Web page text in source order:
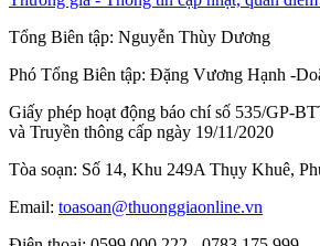
Tổng Biên tập: Nguyễn Thùy Dương
Phó Tổng Biên tập: Đặng Vương Hạnh -
Giấy phép hoạt động báo chí số 535/GP-
và Truyền thông cấp ngày 19/11/2020
Tòa soạn: Số 14, Khu 249A Thụy Khuê,
Email: toasoan@thuonggiaonline.vn